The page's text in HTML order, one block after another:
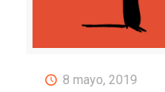
8 mayo, 2019